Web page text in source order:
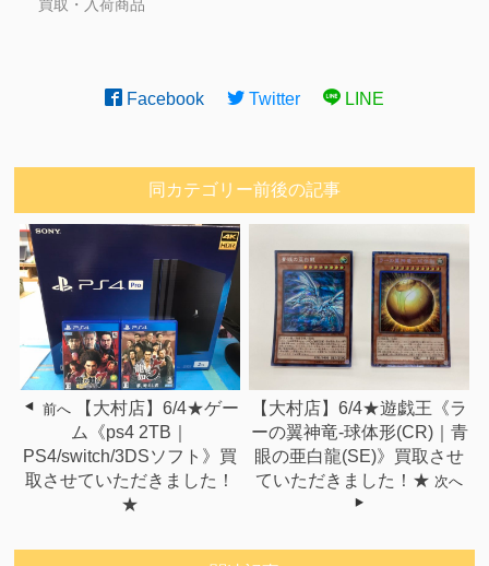
買取・入荷商品
Facebook Twitter LINE
同カテゴリー前後の記事
前へ
【大村店】6/4★ゲー
ム《ps4 2TB｜
PS4/switch/3DSソフト》買
取させていただきました！
★
【大村店】6/4★遊戯王《ラ
ーの翼神竜-球体形(CR)｜青
眼の亜白龍(SE)》買取させ
ていただきました！★ 次へ